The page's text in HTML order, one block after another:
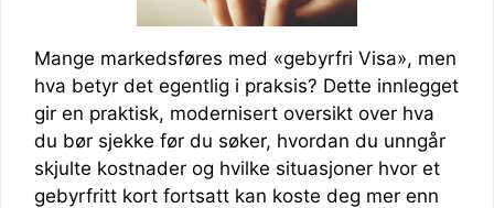
Mange markedsføres med «gebyrfri Visa», men
hva betyr det egentlig i praksis? Dette innlegget
gir en praktisk, modernisert oversikt over hva
du bør sjekke før du søker, hvordan du unngår
skjulte kostnader og hvilke situasjoner hvor et
gebyrfritt kort fortsatt kan koste deg mer enn